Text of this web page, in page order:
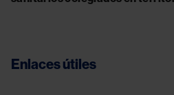
Enlaces útiles